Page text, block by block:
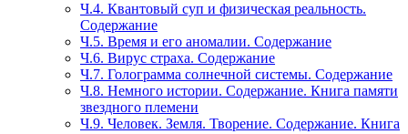
Ч.4. Квантовый суп и физическая реальность.
Содержание
Ч.5. Время и его аномалии. Содержание
Ч.6. Вирус страха. Содержание
Ч.7. Голограмма солнечной системы. Содержание
Ч.8. Немного истории. Содержание. Книга памяти
звездного племени
Ч.9. Человек. Земля. Творение. Содержание. Книга